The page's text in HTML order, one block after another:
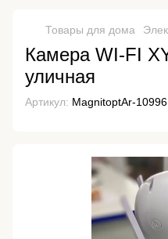
Товары для дома
Камера WI-FI
уличная
Артикул: MagnitoptAr-10996